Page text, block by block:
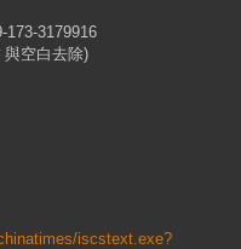
173-3179916
空白去除)
iscstext.exe?